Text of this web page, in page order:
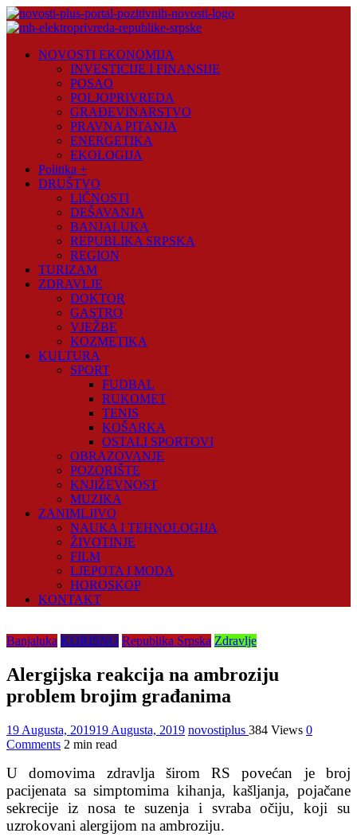
Skip
to
Plus
NOVOSTI EKONOMIJA
INVESTICIJE I FINANSIJE
POSAO
POLJOPRIVREDA
GRAĐEVINARSTVO
PRAVNA PITANJA
ENERGETIKA
EKOLOGIJA
Politika +
DRUŠTVO
LIČNOSTI
DEŠAVANJA
BANJALUKA
REPUBLIKA SRPSKA
REGION
TURIZAM
ZDRAVLJE
DOKTOR
GASTRO
VJEŽBE
KOZMETIKA
KULTURA
SPORT
FUDBAL
RUKOMET
TENIS
KOŠARKA
OSTALI SPORTOVI
OBRAZOVANJE
POZORIŠTE
KNJIŽEVNOST
MUZIKA
ZANIMLJIVO
NAUKA I TEHNOLOGIJA
ŽIVOTINJE
FILM
LJEPOTA I MODA
HOROSKOP
KONTAKT
Banjaluka KORISNO Republika Srpska Zdravlje
Alergijska reakcija na ambroziju
problem brojim građanima
19 Augusta, 201919 Augusta, 2019 novostiplus 384 Views 0
Comments 2 min read
U domovima zdravlja širom RS povećan je broj
pacijenata sa simptomima kihanja, kašljanja, pojačane
sekrecije iz nosa te suzenja i svraba očiju, koji su
uzrokovani alergijom na ambroziju.